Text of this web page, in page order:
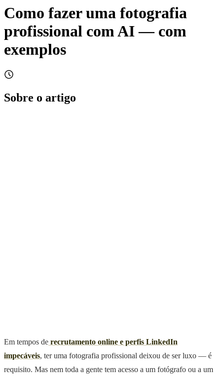
Como fazer uma fotografia
profissional com AI — com
exemplos
Sobre o artigo
Em tempos de recrutamento online e perfis LinkedIn
impecáveis, ter uma fotografia profissional deixou de ser luxo — é
requisito. Mas nem toda a gente tem acesso a um fotógrafo ou a um